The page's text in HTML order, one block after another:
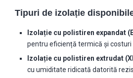
Tipuri de izolație
Izolație cu polistiren expandat
pentru eficiență termică și costuri
Izolație cu polistiren extrudat
cu umiditate ridicată datorită